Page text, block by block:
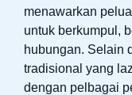
menawarkan
untuk berkumpul,
hubungan. Selain
tradisional yang
dengan pelbagai